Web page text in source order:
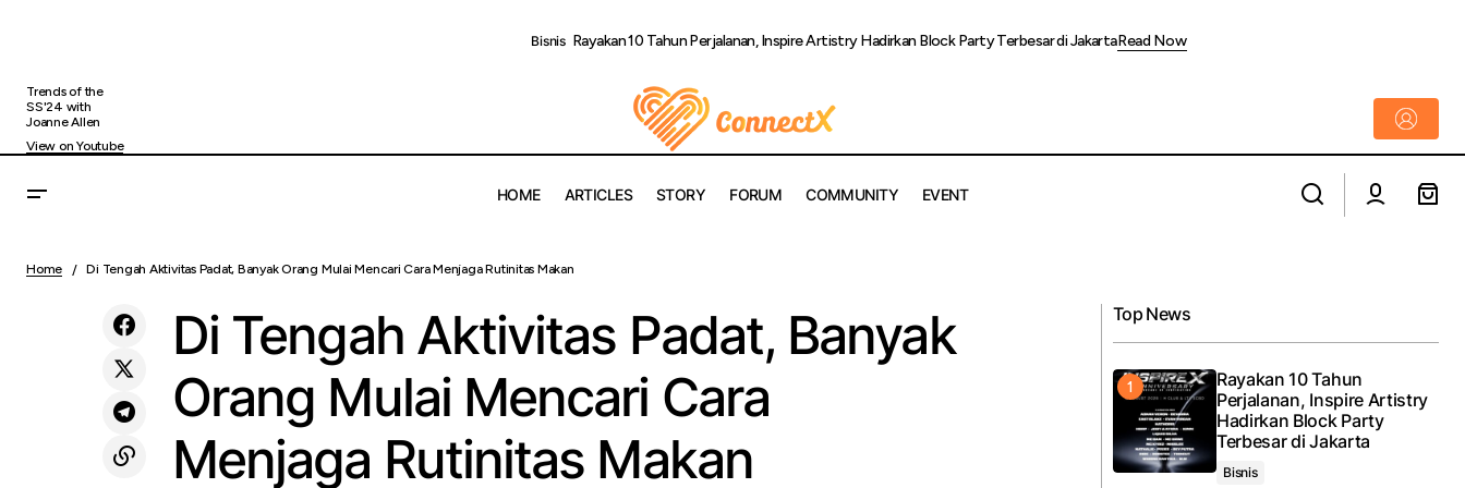
Bisnis Rayakan 10 Tahun Perjalanan, Inspire Artistry Hadirkan Block Party Terbesar di JakartaRead Now
Trends of the
SS'24 with
Joanne Allen
View on Youtube
HOME ARTICLES STORY FORUM COMMUNITY EVENT
Berjalan Maksimal, Direksi KAI Services
Uncategorized Di Tengah Aktivitas Padat, Banyak Orang Mulai Mencari Cara Menjaga Rutinitas Makan
Home Di Tengah Aktivitas Padat, Banyak Orang Mulai Mencari Cara Menjaga Rutinitas Makan
Di Tengah Aktivitas Padat, Banyak
Orang Mulai Mencari Cara
Menjaga Rutinitas Makan
Top News
Rayakan 10 Tahun
Perjalanan, Inspire Artistry
Hadirkan Block Party
Terbesar di Jakarta
Bisnis